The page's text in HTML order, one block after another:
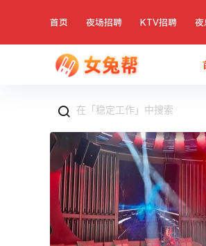
首页 夜场招聘 KTV招聘 夜